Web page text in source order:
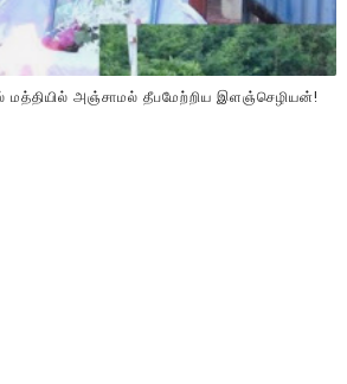
மத்தியில் அஞ்சாமல் தீபமேற்றிய இளஞ்செழியன்!